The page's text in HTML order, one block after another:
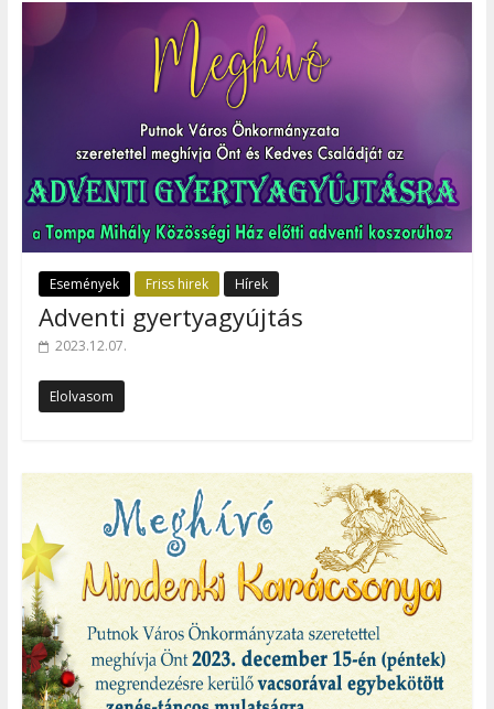
Események Friss hirek Hírek
Adventi gyertyagyújtás
2023.12.07.
Elolvasom